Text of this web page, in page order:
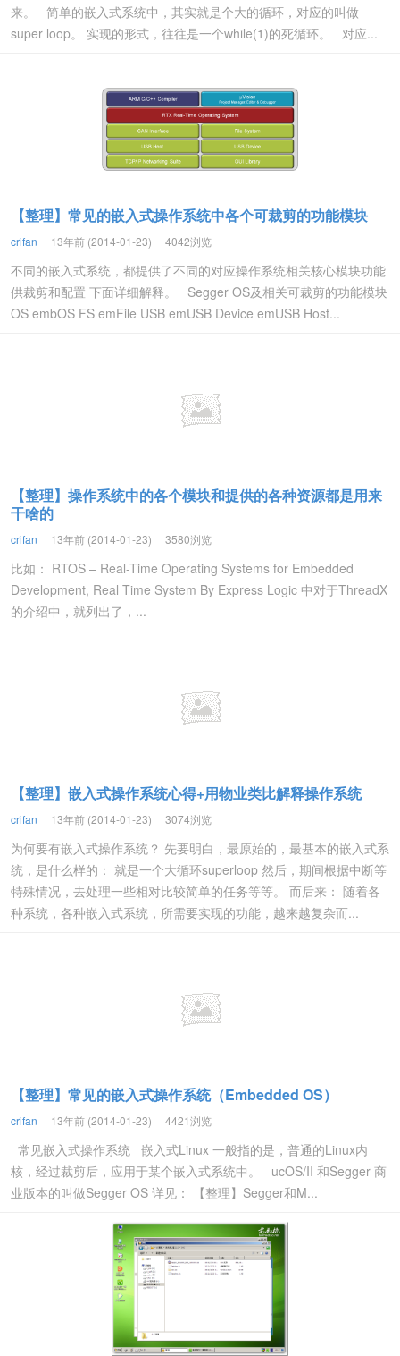
来。 简单的嵌入式系统中，其实就是个大的循环，对应的叫做
super loop。 实现的形式，往往是一个while(1)的死循环。 对应...
【整理】常见的嵌入式操作系统中各个可裁剪的功能模块
crifan 13年前 (2014-01-23) 4042浏览
不同的嵌入式系统，都提供了不同的对应操作系统相关核心模块功能
供裁剪和配置 下面详细解释。 Segger OS及相关可裁剪的功能模块
OS embOS FS emFile USB emUSB Device emUSB Host...
【整理】操作系统中的各个模块和提供的各种资源都是用来
干啥的
crifan 13年前 (2014-01-23) 3580浏览
比如： RTOS – Real-Time Operating Systems for Embedded
Development, Real Time System By Express Logic 中对于ThreadX
的介绍中，就列出了，...
【整理】嵌入式操作系统心得+用物业类比解释操作系统
crifan 13年前 (2014-01-23) 3074浏览
为何要有嵌入式操作系统？ 先要明白，最原始的，最基本的嵌入式系
统，是什么样的： 就是一个大循环superloop 然后，期间根据中断等
特殊情况，去处理一些相对比较简单的任务等等。 而后来： 随着各
种系统，各种嵌入式系统，所需要实现的功能，越来越复杂而...
【整理】常见的嵌入式操作系统（Embedded OS）
crifan 13年前 (2014-01-23) 4421浏览
常见嵌入式操作系统 嵌入式Linux 一般指的是，普通的Linux内
核，经过裁剪后，应用于某个嵌入式系统中。 ucOS/II 和Segger 商
业版本的叫做Segger OS 详见： 【整理】Segger和M...